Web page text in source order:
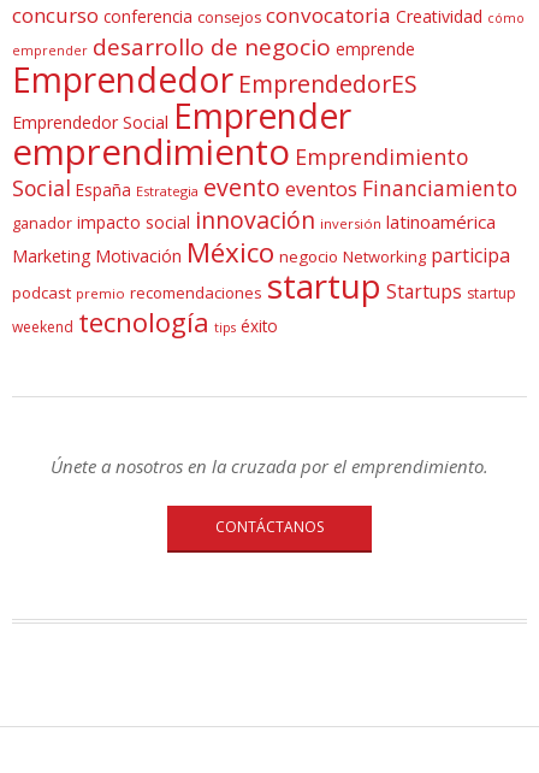
concurso conferencia consejos convocatoria Creatividad cómo
emprender desarrollo de negocio emprende
Emprendedor EmprendedorES
Emprendedor Social Emprender
emprendimiento Emprendimiento
Social España Estrategia evento eventos Financiamiento
ganador impacto social innovación inversión latinoamérica
Marketing Motivación México negocio Networking participa
podcast premio recomendaciones startup Startups startup
weekend tecnología tips éxito
Únete a nosotros en la cruzada por el emprendimiento.
CONTÁCTANOS